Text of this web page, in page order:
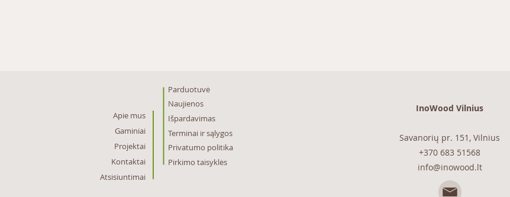
Apie mus
Gaminiai
Projektai
Kontaktai
Atsisiuntimai
Parduotuvė
Naujienos
Terminai ir sąlygos
Privatumo politika
Pirkimo taisyklės
Išpardavimas
InoWood Vilnius
Savanorių pr. 151, Vilnius
+370 683 51568
info@inowood.lt